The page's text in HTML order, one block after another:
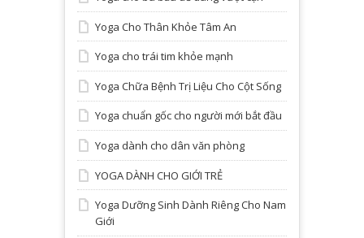
Yoga Cho Thân Khỏe Tâm An
Yoga cho trái tim khỏe mạnh
Yoga Chữa Bệnh Trị Liệu Cho Cột Sống
Yoga chuẩn gốc cho người mới bắt đầu
Yoga dành cho dân văn phòng
YOGA DÀNH CHO GIỚI TRẺ
Yoga Dưỡng Sinh Dành Riêng Cho Nam
Giới